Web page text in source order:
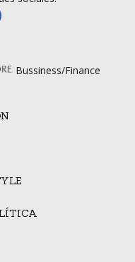
Bussiness/Finance